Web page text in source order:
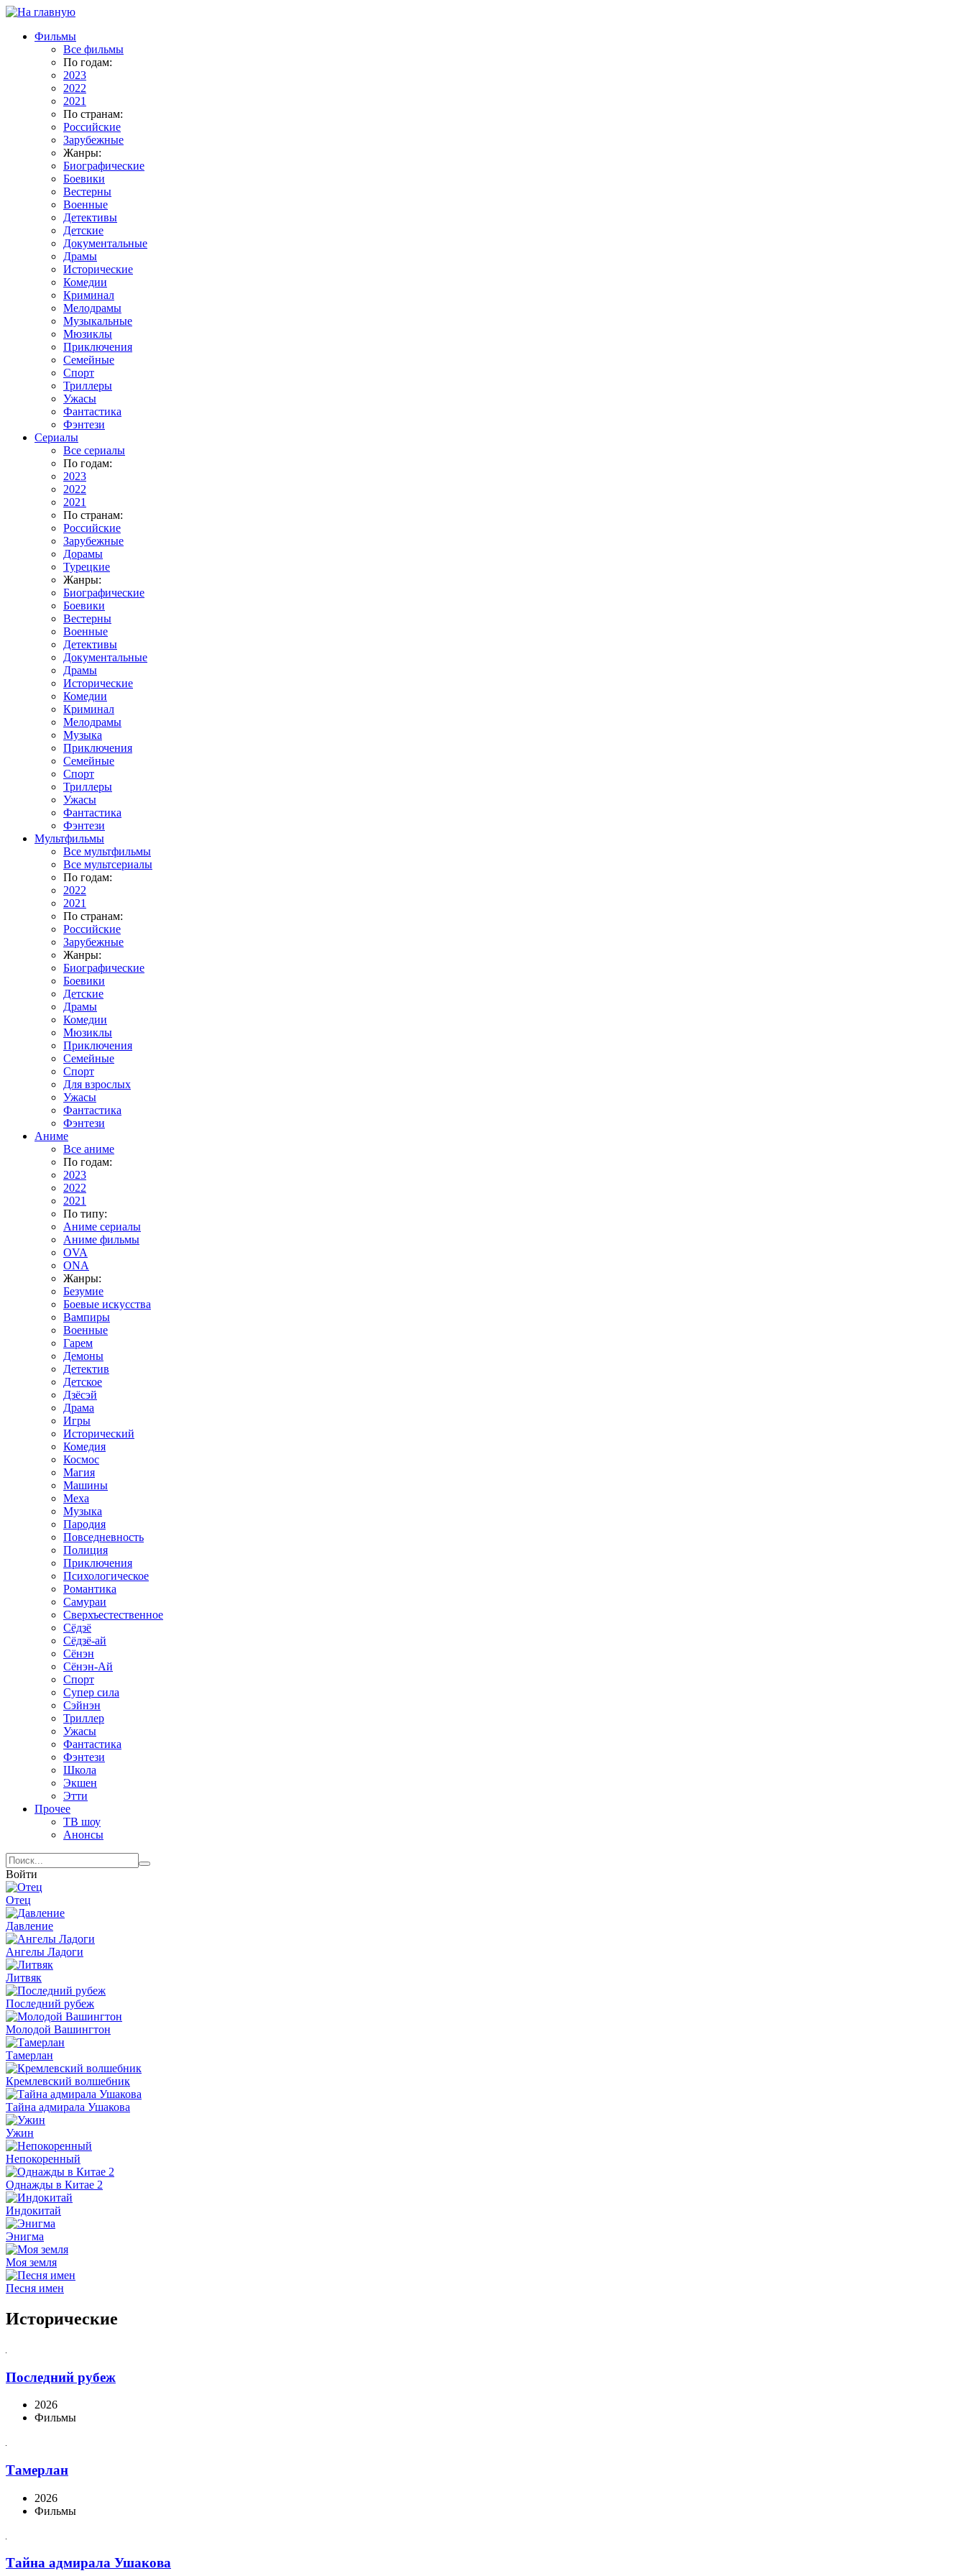
Фильмы
Все фильмы
По годам:
2023
2022
2021
По странам:
Российские
Зарубежные
Жанры:
Биографические
Боевики
Вестерны
Военные
Детективы
Детские
Документальные
Драмы
Исторические
Комедии
Криминал
Мелодрамы
Музыкальные
Мюзиклы
Приключения
Семейные
Спорт
Триллеры
Ужасы
Фантастика
Фэнтези
Сериалы
Все сериалы
По годам:
2023
2022
2021
По странам:
Российские
Зарубежные
Дорамы
Турецкие
Жанры:
Биографические
Боевики
Вестерны
Военные
Детективы
Документальные
Драмы
Исторические
Комедии
Криминал
Мелодрамы
Музыка
Приключения
Семейные
Спорт
Триллеры
Ужасы
Фантастика
Фэнтези
Мультфильмы
Все мультфильмы
Все мультсериалы
По годам:
2022
2021
По странам:
Российские
Зарубежные
Жанры:
Биографические
Боевики
Детские
Драмы
Комедии
Мюзиклы
Приключения
Семейные
Спорт
Для взрослых
Ужасы
Фантастика
Фэнтези
Аниме
Все аниме
По годам:
2023
2022
2021
По типу:
Аниме сериалы
Аниме фильмы
OVA
ONA
Жанры:
Безумие
Боевые искусства
Вампиры
Военные
Гарем
Демоны
Детектив
Детское
Дзёсэй
Драма
Игры
Исторический
Комедия
Космос
Магия
Машины
Меха
Музыка
Пародия
Повседневность
Полиция
Приключения
Психологическое
Романтика
Самураи
Сверхъестественное
Сёдзё
Сёдзё-ай
Сёнэн
Сёнэн-Ай
Спорт
Супер сила
Сэйнэн
Триллер
Ужасы
Фантастика
Фэнтези
Школа
Экшен
Этти
Прочее
ТВ шоу
Анонсы
Войти
Отец
Давление
Ангелы Ладоги
Литвяк
Последний рубеж
Молодой Вашингтон
Тамерлан
Кремлевский волшебник
Тайна адмирала Ушакова
Ужин
Непокоренный
Однажды в Китае 2
Индокитай
Энигма
Моя земля
Песня имен
Исторические
Последний рубеж
2026
Фильмы
Тамерлан
2026
Фильмы
Тайна адмирала Ушакова